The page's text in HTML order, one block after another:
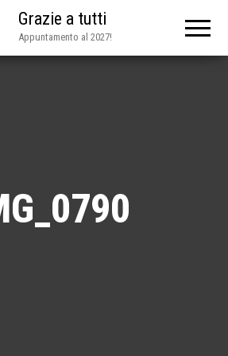
Grazie a tutti
Appuntamento al 2027!